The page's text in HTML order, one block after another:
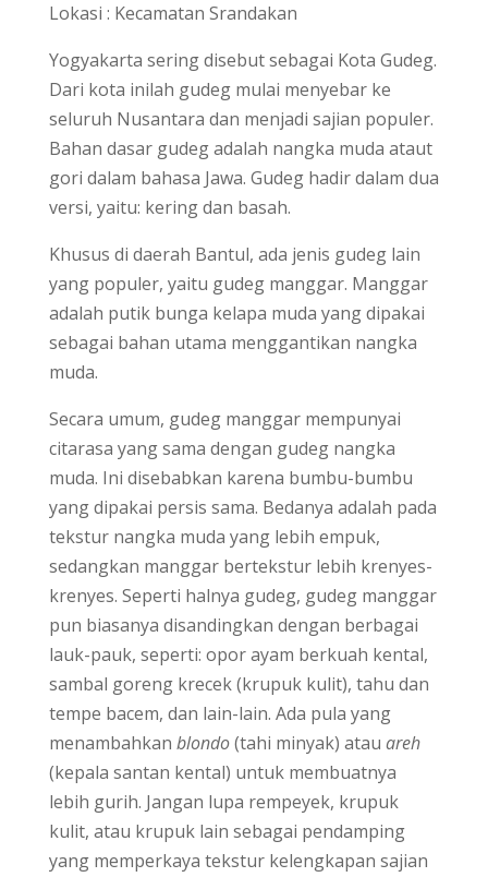
Lokasi : Kecamatan Srandakan
Yogyakarta sering disebut sebagai Kota Gudeg.
Dari kota inilah gudeg mulai menyebar ke
seluruh Nusantara dan menjadi sajian populer.
Bahan dasar gudeg adalah nangka muda ataut
gori dalam bahasa Jawa. Gudeg hadir dalam dua
versi, yaitu: kering dan basah.
Khusus di daerah Bantul, ada jenis gudeg lain
yang populer, yaitu gudeg manggar. Manggar
adalah putik bunga kelapa muda yang dipakai
sebagai bahan utama menggantikan nangka
muda.
Secara umum, gudeg manggar mempunyai
citarasa yang sama dengan gudeg nangka
muda. Ini disebabkan karena bumbu-bumbu
yang dipakai persis sama. Bedanya adalah pada
tekstur nangka muda yang lebih empuk,
sedangkan manggar bertekstur lebih krenyes-
krenyes. Seperti halnya gudeg, gudeg manggar
pun biasanya disandingkan dengan berbagai
lauk-pauk, seperti: opor ayam berkuah kental,
sambal goreng krecek (krupuk kulit), tahu dan
tempe bacem, dan lain-lain. Ada pula yang
menambahkan blondo(tahi minyak) atau areh
(kepala santan kental) untuk membuatnya
lebih gurih. Jangan lupa rempeyek, krupuk
kulit, atau krupuk lain sebagai pendamping
yang memperkaya tekstur kelengkapan sajian